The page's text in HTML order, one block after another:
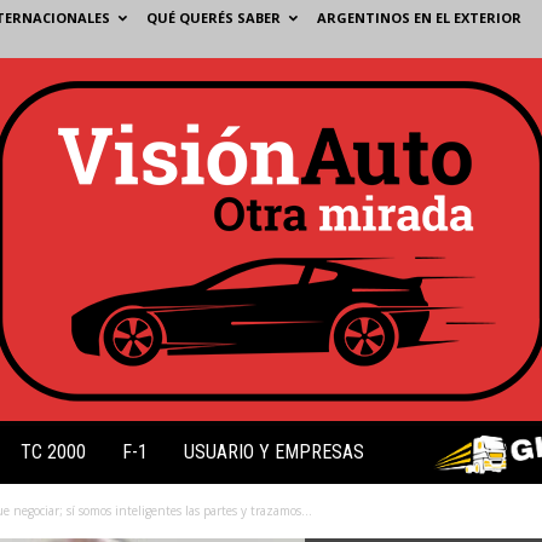
QUÉ QUERÉS SABER ARGENTINOS EN EL EXTERIOR
TC 2000 F-1 USUARIO Y EMPRESAS
negociar; sí somos inteligentes las partes y trazamos...